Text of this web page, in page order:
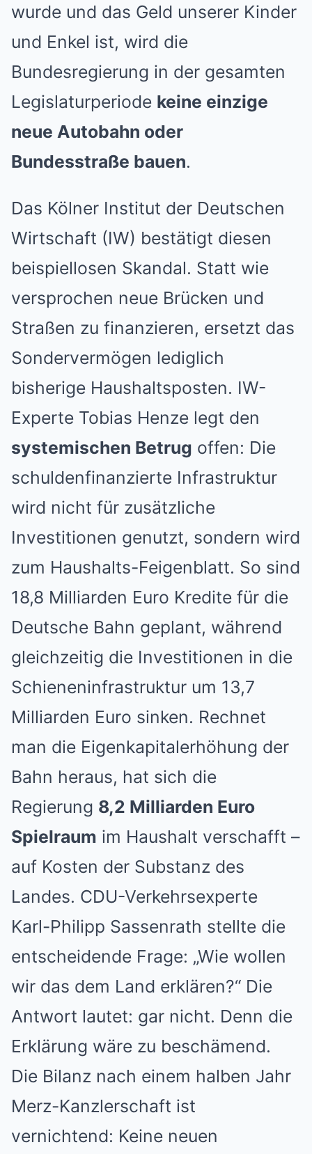
wurde und das Geld unserer Kinder
und Enkel ist, wird die
Bundesregierung in der gesamten
Legislaturperiode keine einzige
neue Autobahn oder
Bundesstraße bauen.
Das Kölner Institut der Deutschen
Wirtschaft (IW) bestätigt diesen
beispiellosen Skandal. Statt wie
versprochen neue Brücken und
Straßen zu finanzieren, ersetzt das
Sondervermögen lediglich
bisherige Haushaltsposten. IW-
Experte Tobias Henze legt den
systemischen Betrug offen: Die
schuldenfinanzierte Infrastruktur
wird nicht für zusätzliche
Investitionen genutzt, sondern wird
zum Haushalts-Feigenblatt. So sind
18,8 Milliarden Euro Kredite für die
Deutsche Bahn geplant, während
gleichzeitig die Investitionen in die
Schieneninfrastruktur um 13,7
Milliarden Euro sinken. Rechnet
man die Eigenkapitalerhöhung der
Bahn heraus, hat sich die
Regierung 8,2 Milliarden Euro
Spielraum im Haushalt verschafft –
auf Kosten der Substanz des
Landes. CDU-Verkehrsexperte
Karl-Philipp Sassenrath stellte die
entscheidende Frage: „Wie wollen
wir das dem Land erklären?“ Die
Antwort lautet: gar nicht. Denn die
Erklärung wäre zu beschämend.
Die Bilanz nach einem halben Jahr
Merz-Kanzlerschaft ist
vernichtend: Keine neuen